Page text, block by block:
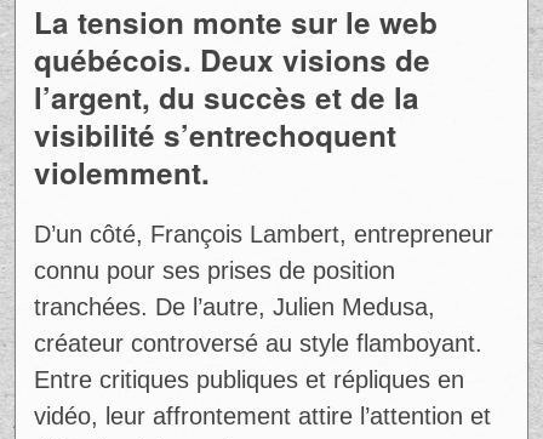
La tension monte sur le web
québécois. Deux visions de
l’argent, du succès et de la
visibilité s’entrechoquent
violemment.
D’un côté, François Lambert, entrepreneur
connu pour ses prises de position
tranchées. De l’autre, Julien Medusa,
créateur controversé au style flamboyant.
Entre critiques publiques et répliques en
vidéo, leur affrontement attire l’attention et